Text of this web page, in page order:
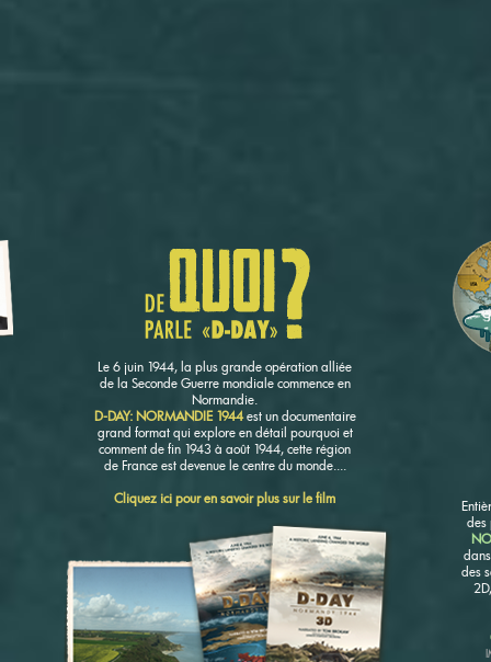
Le 6 juin 1944, la plus grande opération alliée
de la Seconde Guerre mondiale commence en
Normandie.
D-DAY: NORMANDIE 1944est un documentaire
grand format qui explore en détail pourquoi et
comment de fin 1943 à août 1944, cette région
de France est devenue le centre du monde....
Cliquez ici pour en savoir plus sur le film
des
des